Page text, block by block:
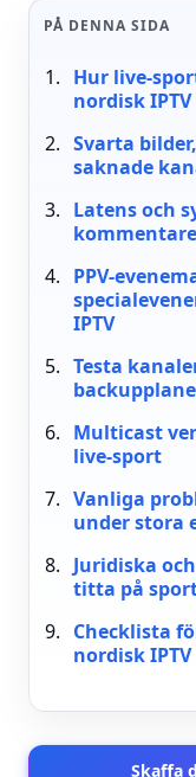
PÅ DENNA SIDA
Hur live-
nordisk IPTV
Svarta
saknade
Latens och
PPV-
IPTV
Testa
Multicast
live-sport
Vanliga
under stora
Juridiska
titta på sport
Checklista
nordisk IPTV
Skaffa